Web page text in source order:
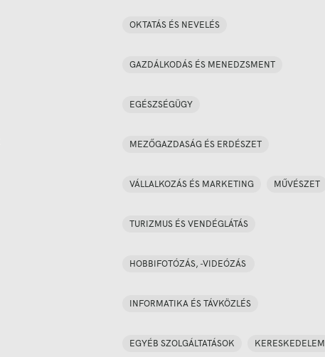
OKTATÁS ÉS NEVELÉS
GAZDÁLKODÁS ÉS MENEDZSMENT
EGÉSZSÉGÜGY
MEZŐGAZDASÁG ÉS ERDÉSZET
VÁLLALKOZÁS ÉS MARKETING MŰVÉSZET
TURIZMUS ÉS VENDÉGLÁTÁS
HOBBIFOTÓZÁS, -VIDEÓZÁS
INFORMATIKA ÉS TÁVKÖZLÉS
EGYÉB SZOLGÁLTATÁSOK KERESKEDELEM